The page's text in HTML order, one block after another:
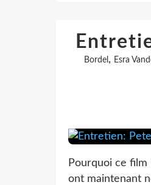
Bordel, Esra
Pourquoi ce film
ont maintenant